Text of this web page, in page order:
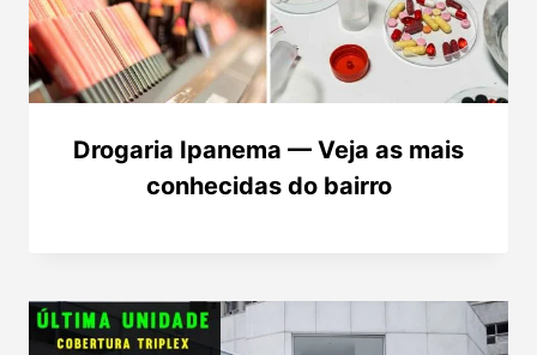
Drogaria Ipanema — Veja as mais
conhecidas do bairro